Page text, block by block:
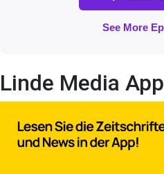
Linde Media App